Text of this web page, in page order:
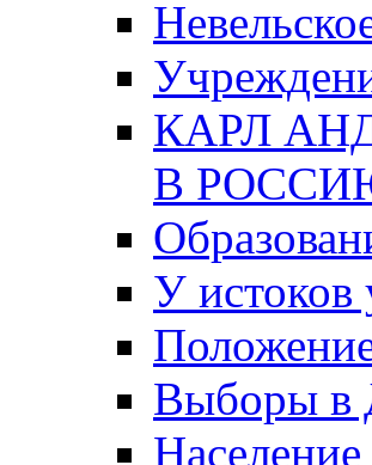
КАРЛ
В
У
Выборы в
Население